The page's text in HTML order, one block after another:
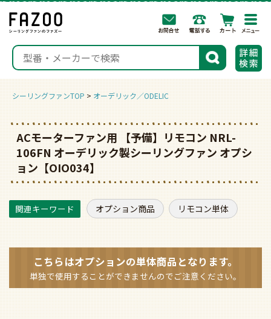
検索
シーリングファンTOP オーデリック／ODELIC
ACモーターファン用 【予備】リモコン NRL-
106FN オーデリック製シーリングファン オプシ
ョン【OIO034】
オプション商品 リモコン単体
こちらはオプションの単体商品となります。
単独で使用することができませんのでご注意ください。